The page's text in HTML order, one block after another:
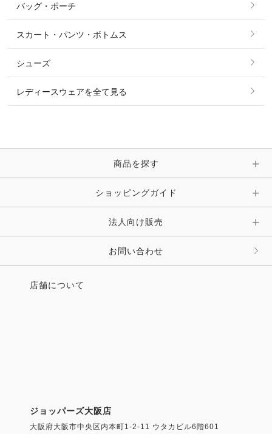
シャツ・ブラウス・ワンピース
ソックス
ベルト
時計・財布・キーケース・革小物
キーホルダー・チャーム・ストラップ
その他 ファッション雑貨
すべてのアクセサリー
リング
ピアス・イヤリング
ピン・ブローチ・コサージュ
その他 アクセサリー
バッグ・ポーチ
スカート・パンツ・ボトムス
シューズ
レディースウェアを全て見る
商品を探す
ショッピングガイド
法人向け販売
お問い合わせ
店舗について
ジョッパーズ大阪店
大阪府大阪市中央区内本町1-2-11 ウタカビル6階601